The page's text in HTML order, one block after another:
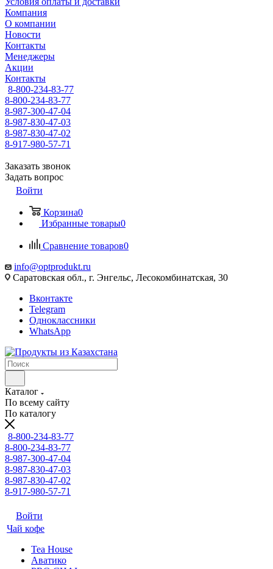
Компания
О компании
Новости
Контакты
Менеджеры
Акции
Контакты
8-800-234-83-77
8-800-234-83-77
8-987-300-47-04
8-987-830-47-03
8-987-830-47-02
8-917-980-57-71
Заказать звонок
Задать вопрос
Войти
Корзина0
Избранные товары0
Сравнение товаров0
info@optprodukt.ru
Саратовская обл., г. Энгельс, Лесокомбинатская, 30
Вконтакте
Telegram
Одноклассники
WhatsApp
Каталог
По всему сайту
По каталогу
8-800-234-83-77
8-800-234-83-77
8-987-300-47-04
8-987-830-47-03
8-987-830-47-02
8-917-980-57-71
Войти
Чай кофе
Tea House
Аватико